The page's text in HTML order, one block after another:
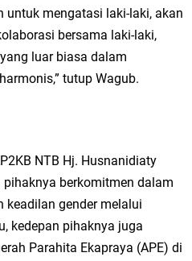
untuk mengatasi laki-laki, akan
bersama laki-laki,
luar biasa dalam
tutup Wagub.
NTB Hj. Husnanidiaty
berkomitmen dalam
keadilan gender melalui
kedepan pihaknya juga
Parahita Ekapraya (APE) di